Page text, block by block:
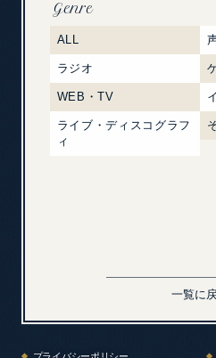
Genre
ALL
ラジオ
WEB・TV
ライブ・ディスコグラフ
ィ
一覧に